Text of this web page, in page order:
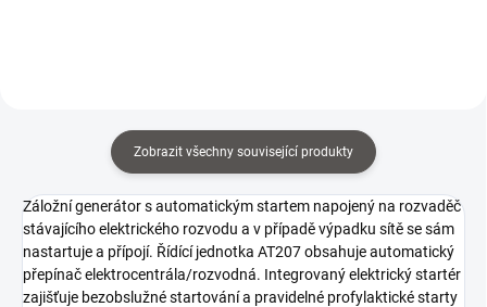
Zobrazit všechny související produkty
Záložní generátor s automatickým startem napojený na rozvaděč
stávajícího elektrického rozvodu a v případě výpadku sítě se sám
nastartuje a přípojí. Řídící jednotka AT207 obsahuje automatický
přepínač elektrocentrála/rozvodná. Integrovaný elektrický startér
zajišťuje bezobslužné startování a pravidelné profylaktické starty